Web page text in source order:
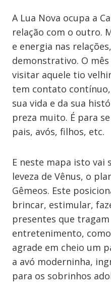
A Lua Nova ocupa a
relação com o outro.
e energia nas
demonstrativo. O mês
visitar aquele tio
tem contato
sua vida e da sua
preza muito. É para
pais, avós, filhos, etc.
E neste mapa isto vai
leveza de Vênus, o
Gêmeos. Este
brincar, estimular,
presentes que
entretenimento,
agrade em cheio um
a avó moderninha,
para os sobrinhos